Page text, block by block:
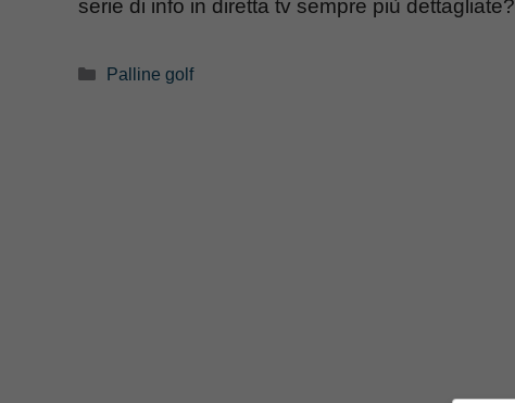
serie di info in diretta tv sempre più dettagliate?
Categorie
Palline golf